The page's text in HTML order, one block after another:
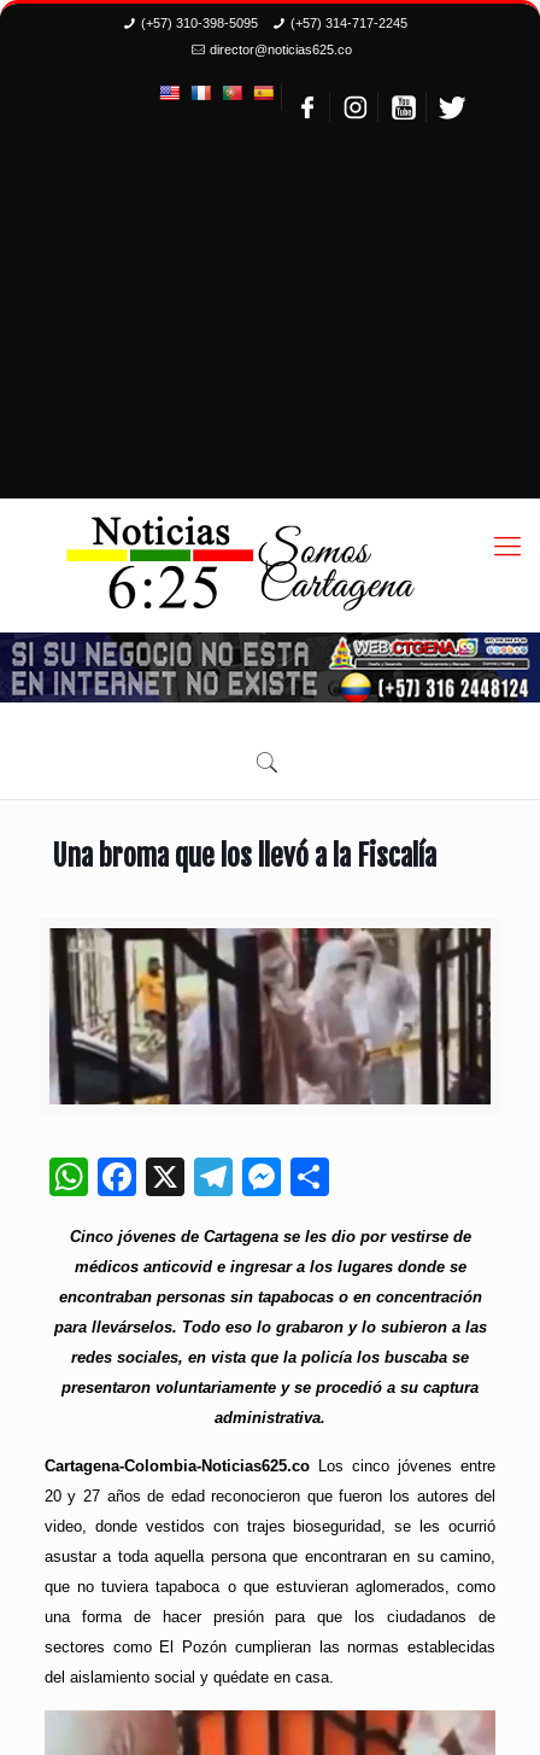
(+57) 310-398-5095
(+57) 314-717-2245
director@noticias625.co
Una broma que los llevó a la Fiscalía
WhatsApp
Facebook
X Telegram
Messenger
Cinco jóvenes de Cartagena se les dio por vestirse de
médicos anticovid e ingresar a los lugares donde se
encontraban personas sin tapabocas o en concentración
para llevárselos. Todo eso lo grabaron y lo subieron a las
redes sociales, en vista que la policía los buscaba se
presentaron voluntariamente y se procedió a su captura
administrativa.
Cartagena-Colombia-Noticias625.co Los cinco jóvenes entre
20 y 27 años de edad reconocieron que fueron los autores del
video, donde vestidos con trajes bioseguridad, se les ocurrió
asustar a toda aquella persona que encontraran en su camino,
que no tuviera tapaboca o que estuvieran aglomerados, como
una forma de hacer presión para que los ciudadanos de
sectores como El Pozón cumplieran las normas establecidas
del aislamiento social y quédate en casa.